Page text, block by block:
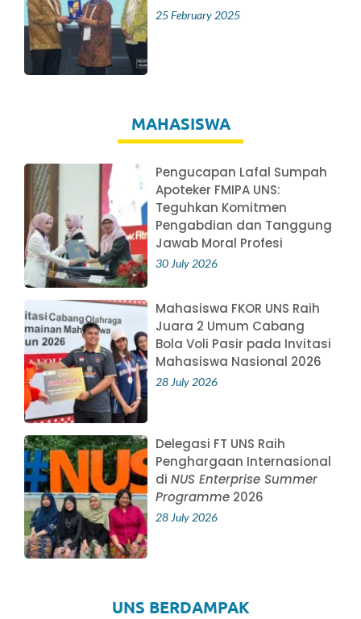
25 February 2025
MAHASISWA
Pengucapan Lafal Sumpah
Apoteker FMIPA UNS:
Teguhkan Komitmen
Pengabdian dan Tanggung
Jawab Moral Profesi
30 July 2026
Mahasiswa FKOR UNS Raih
Juara 2 Umum Cabang
Bola Voli Pasir pada Invitasi
Mahasiswa Nasional 2026
28 July 2026
Delegasi FT UNS Raih
Penghargaan Internasional
diNUS Enterprise Summer
Programme 2026
28 July 2026
UNS BERDAMPAK